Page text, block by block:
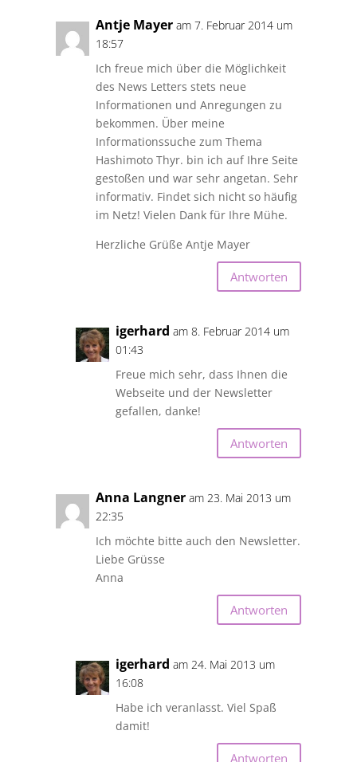
Antje Mayer am 7. Februar 2014 um
18:57
Ich freue mich über die Möglichkeit
des News Letters stets neue
Informationen und Anregungen zu
bekommen. Über meine
Informationssuche zum Thema
Hashimoto Thyr. bin ich auf Ihre Seite
gestoßen und war sehr angetan. Sehr
informativ. Findet sich nicht so häufig
im Netz! Vielen Dank für Ihre Mühe.
Herzliche Grüße Antje Mayer
Antworten
igerhard am 8. Februar 2014 um
01:43
Freue mich sehr, dass Ihnen die
Webseite und der Newsletter
gefallen, danke!
Antworten
Anna Langner am 23. Mai 2013 um
22:35
Ich möchte bitte auch den Newsletter.
Liebe Grüsse
Anna
Antworten
igerhard am 24. Mai 2013 um
16:08
Habe ich veranlasst. Viel Spaß
damit!
Antworten